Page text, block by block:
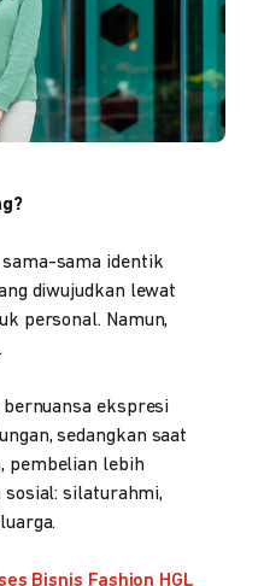
sama identik
diwujudkan lewat
personal. Namun,
ekspresi
sedangkan saat
pembelian lebih
sosial: silaturahmi,
Bisnis Fashion HGL